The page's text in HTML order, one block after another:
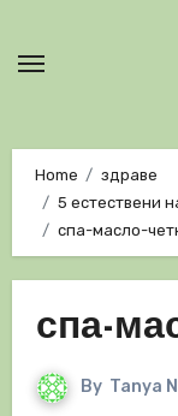
Home
здраве
5 естествени
спа-масло-
спа-
By Tanya